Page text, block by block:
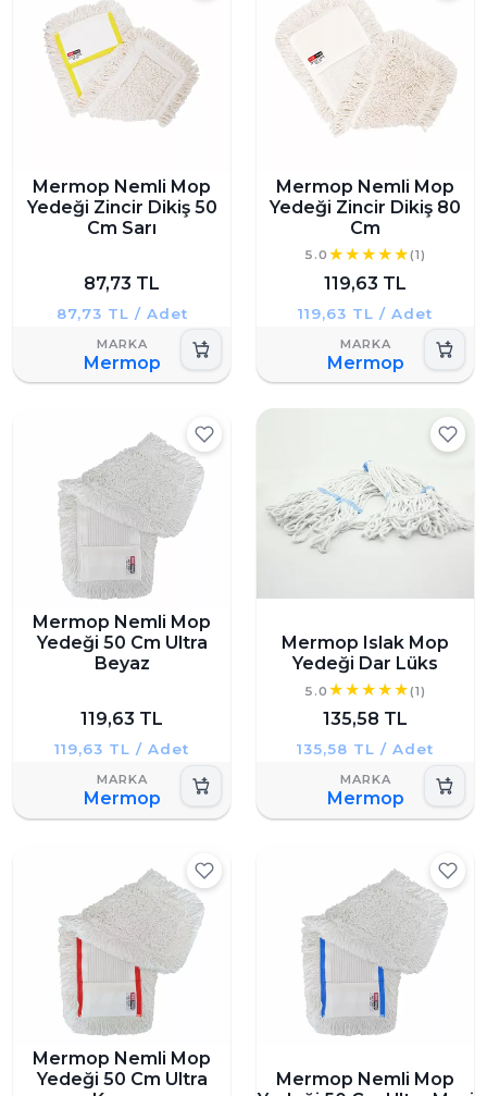
Mermop Nemli Mop
Yedeği Zincir Dikiş 50
Cm Sarı
87,73 TL
87,73 TL / Adet
Mermop
Mermop Nemli Mop
Yedeği Zincir Dikiş 80
Cm
5.0 (1)
119,63 TL
119,63 TL / Adet
Mermop
Mermop Nemli Mop
Yedeği 50 Cm Ultra
Beyaz
119,63 TL
119,63 TL / Adet
Mermop
Mermop Islak Mop
Yedeği Dar Lüks
5.0 (1)
135,58 TL
135,58 TL / Adet
Mermop
Mermop Nemli Mop
Yedeği 50 Cm Ultra
Mermop Nemli Mop